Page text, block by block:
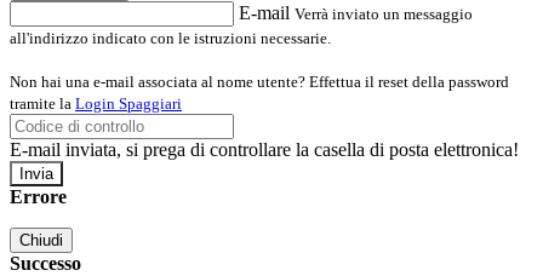
E-mail Verrà inviato un messaggio
all'indirizzo indicato con le istruzioni necessarie.
Non hai una e-mail associata al nome utente? Effettua il reset della password
tramite la Login Spaggiari
E-mail inviata, si prega di controllare la casella di posta elettronica!
Errore
Chiudi
Successo